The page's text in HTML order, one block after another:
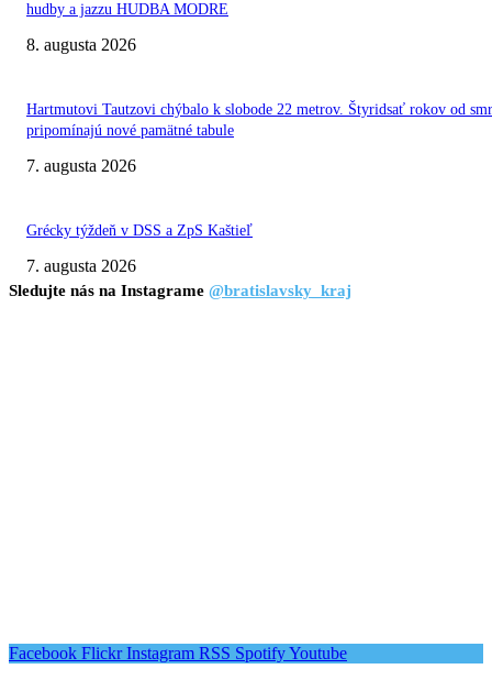
hudby a jazzu HUDBA MODRE
8. augusta 2026
Hartmutovi Tautzovi chýbalo k slobode 22 metrov. Štyridsať rokov od
pripomínajú nové pamätné tabule
7. augusta 2026
Grécky týždeň v DSS a ZpS Kaštieľ
7. augusta 2026
Sledujte nás na Instagrame @bratislavsky_kraj
Facebook Flickr Instagram RSS SpotifyYoutube